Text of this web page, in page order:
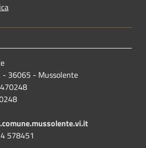
- 36065 - Mussolente
578451